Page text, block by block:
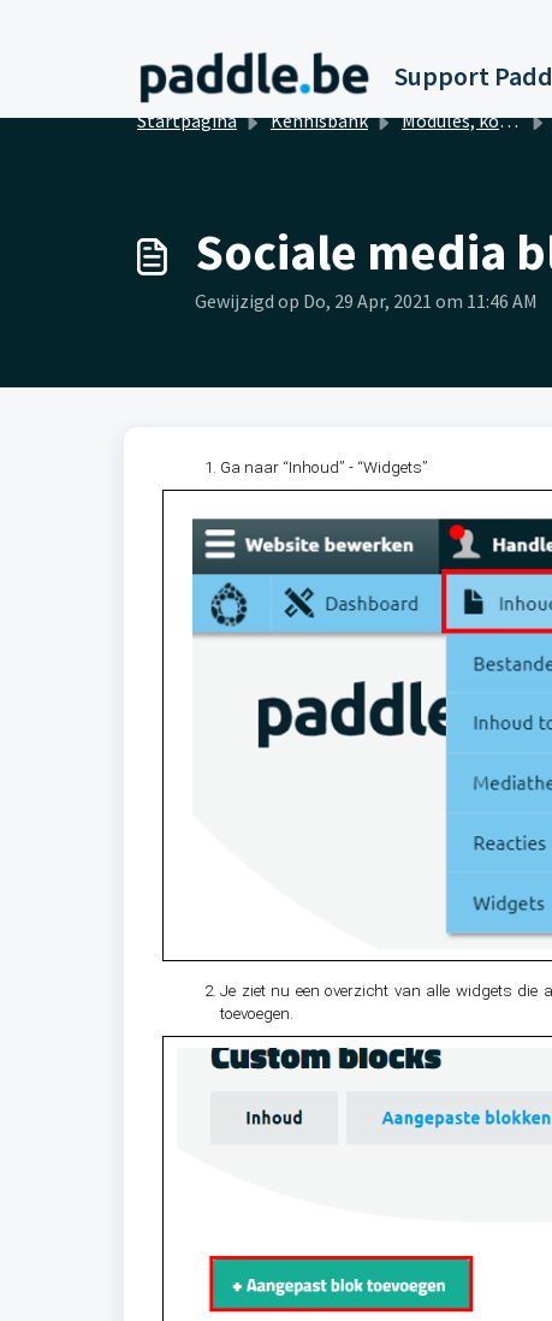
Startpagina
Kennisbank Modules, koppelingen en integraties
Sociale media
Gewijzigd op Do, 29 Apr, 2021 om 11:46 AM
Ga naar “Inhoud” - “Widgets”
Je ziet nu een overzicht van alle widgets die
toevoegen.